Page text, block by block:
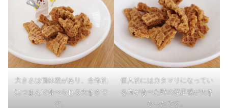
大きさは個体差があり、全体的
につまんで食べられる大きさで
す。
個人的にはカタマリになってい
る方が食べた時の満足感が大き
かったです。